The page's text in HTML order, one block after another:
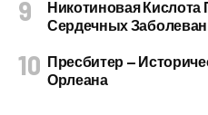
Никотиновая
Сердечных
Пресбитер —
Орлеана